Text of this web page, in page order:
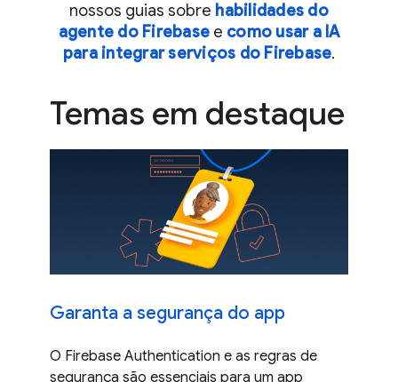
nossos guias sobre habilidades do
agente do Firebase e como usar a IA
para integrar serviços do Firebase.
Temas em destaque
Garanta a segurança do app
O Firebase Authentication e as regras de
segurança são essenciais para um app